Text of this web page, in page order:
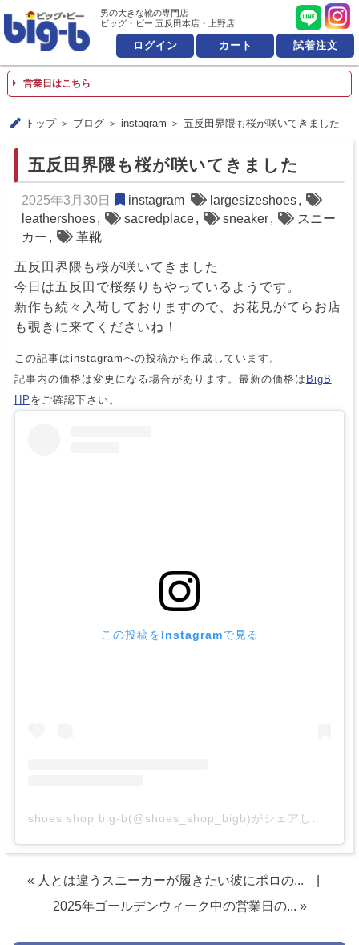
男の大きな靴の専門店 ビッ
男の大きな靴の専門店
ビッグ・ビー 五反田本店・上野店
ログイン カート 試着注文
営業日はこちら
トップ ブログ instagram 五反田界隈も桜が咲いてきました
五反田界隈も桜が咲いてきました
2025年3月30日 instagram largesizeshoes,
leathershoes, sacredplace, sneaker,
スニー
カー , 革靴
五反田界隈も桜が咲いてきました
今日は五反田で桜祭りもやっているようです。
新作も続々入荷しておりますので、お花見がてらお店
も覗きに来てくださいね！
この記事はinstagramへの投稿から作成しています。
記事内の価格は変更になる場合があります。最新の価格は BigB
HP をご確認下さい。
この投稿をInstagramで見る
« 人とは違うスニーカーが履きたい彼にポロの...
2025年ゴールデンウィーク中の営業日の... »